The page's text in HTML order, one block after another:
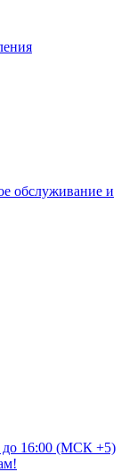
обслуживание и
до 16:00 (МСК +5)